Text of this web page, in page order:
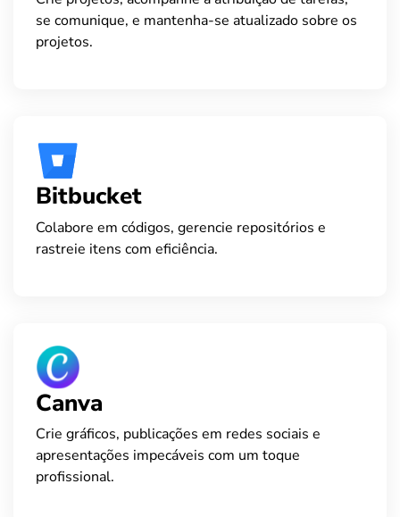
se comunique, e mantenha-se atualizado sobre os
projetos.
Bitbucket
Colabore em códigos, gerencie repositórios e
rastreie itens com eficiência.
Canva
Crie gráficos, publicações em redes sociais e
apresentações impecáveis com um toque
profissional.